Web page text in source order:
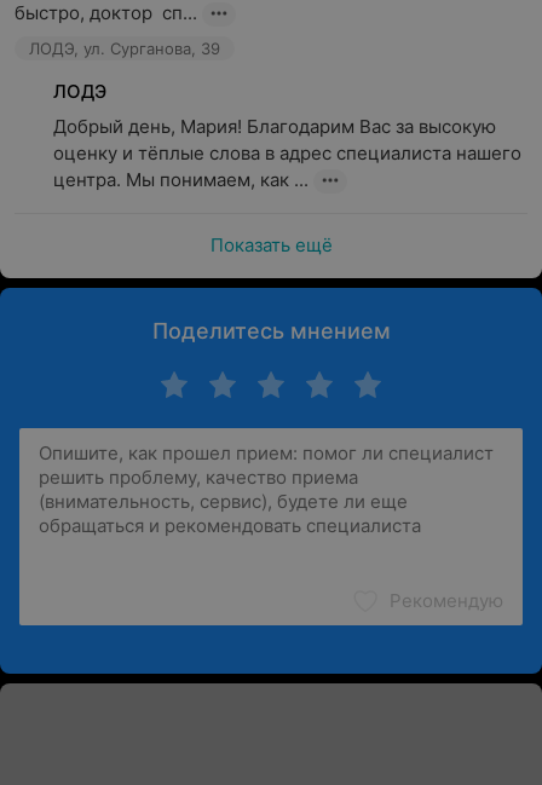
быстро, доктор  сп...
ЛОДЭ, ул. Сурганова, 39
ЛОДЭ
Добрый день, Мария! Благодарим Вас за высокую
оценку и тёплые слова в адрес специалиста нашего
центра. Мы понимаем, как ...
Показать ещё
Поделитесь мнением
Рекомендую